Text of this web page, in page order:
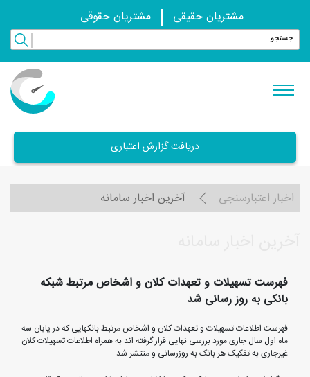
مشتریان حقیقی مشتریان حقوقی
دریافت گزارش اعتباری
اخبار اعتبارسنجی آخرین اخبار سامانه
فهرست تسهیلات و تعهدات کلان و اشخاص مرتبط شبکه
بانکی به روز رسانی شد
فهرست اطلاعات تسهیلات و تعهدات کلان و اشخاص مرتبط بانکهایی که در پایان سه
ماه اول سال جاری مورد بررسی نهایی قرار گرفته اند به همراه اطلاعات تسهیلات کلان
غیرجاری به تفکیک هر بانک به روزرسانی و منتشر شد.